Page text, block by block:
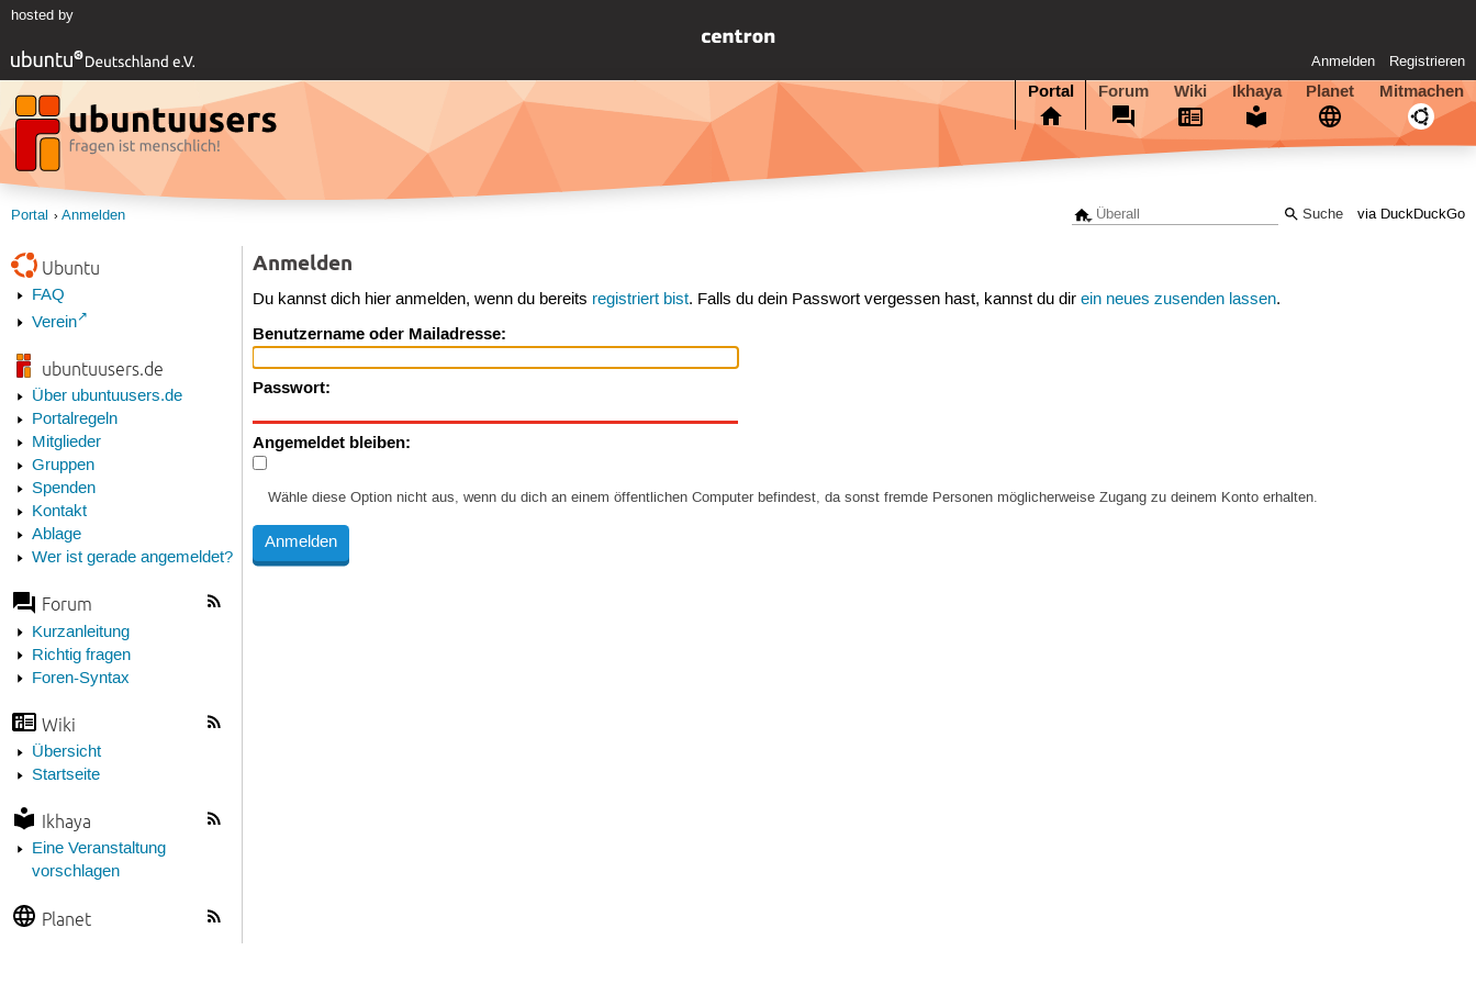
hosted by
Anmelden Registrieren
Portal Forum Wiki Ikhaya Planet Mitmachen
via DuckDuckGo
Portal Anmelden
Ubuntu
FAQ
Verein
ubuntuusers.de
Über ubuntuusers.de
Portalregeln
Mitglieder
Gruppen
Spenden
Kontakt
Ablage
Wer ist gerade angemeldet?
Forum
Kurzanleitung
Richtig fragen
Foren-Syntax
Wiki
Übersicht
Startseite
Ikhaya
Eine Veranstaltung
vorschlagen
Planet
Anmelden
Du kannst dich hier anmelden, wenn du bereits registriert bist. Falls du dein Passwort vergessen hast, kannst du direin neues zusenden lassen.
Benutzername oder Mailadresse:
Passwort:
Angemeldet bleiben:
Wähle diese Option nicht aus, wenn du dich an einem öffentlichen Computer befindest, da sonst fremde Personen möglicherweise Zugang zu deinem Konto erhalten.